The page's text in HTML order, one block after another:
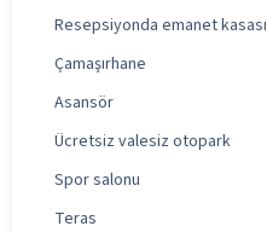
Resepsiyonda emanet kasası
Çamaşırhane
Asansör
Ücretsiz valesiz otopark
Spor salonu
Teras